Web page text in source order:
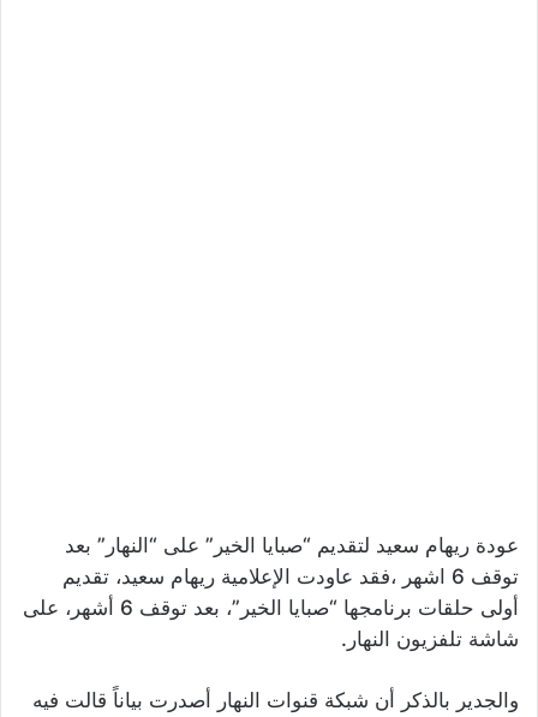
عودة ريهام سعيد لتقديم “صبايا الخير” على “النهار” بعد
توقف 6 اشهر ،فقد عاودت الإعلامية ريهام سعيد، تقديم
أولى حلقات برنامجها “صبايا الخير”، بعد توقف 6 أشهر، على
شاشة تلفزيون النهار.
والجدير بالذكر أن شبكة قنوات النهار أصدرت بياناً قالت فيه